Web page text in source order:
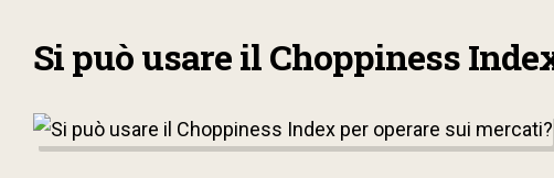
Si può usare il Choppiness